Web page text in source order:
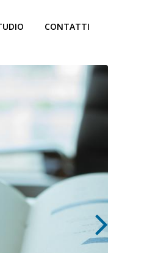
CONTATTI